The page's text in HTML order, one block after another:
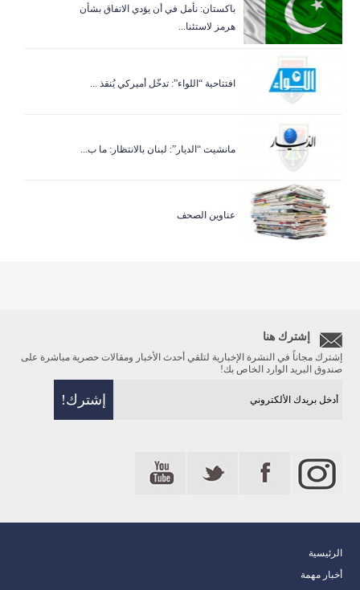
باكستان: نأمل في أن يؤدي الاتفاق بشأن
هرمز لاستئنا...
افتتاحية “اللواء”: تدخّل أميركي يُنقذ ...
مانشيت “الديار”: لبنان بالانتظار: ما ب...
عناوين الصحف
إشترك هنا
إشترك مجاناً في النشرة الإخبارية لتلقي أحدث الأخبار ومقالات حصرية مباشرة على
صندوق البريد الوارد الخاص بك!
الرئيسية
أخبار مهمة